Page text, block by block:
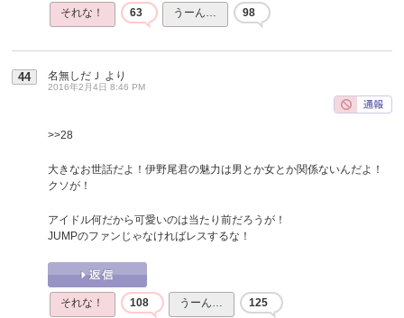
それな！ 63 うーん… 98
44 名無しだＪ より
2016年2月4日 8:46 PM
>>28
大きなお世話だよ！伊野尾君の魅力は男とか女とか関係ないんだよ！
クソが！
アイドル何だから可愛いのは当たり前だろうが！
JUMPのファンじゃなければレスするな！
それな！ 108 うーん… 125